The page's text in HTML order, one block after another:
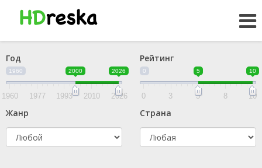
Год
1960 2000 2026
1960 1977 1993 2010 2026
Рейтинг
0 5 10
0 3 5 8 10
Жанр Страна